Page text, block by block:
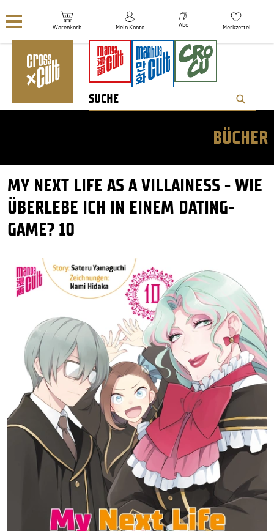
Warenkorb Mein Konto Abo Merkzettel
BÜCHER
MY NEXT LIFE AS A VILLAINESS - WIE
ÜBERLEBE ICH IN EINEM DATING-
GAME? 10